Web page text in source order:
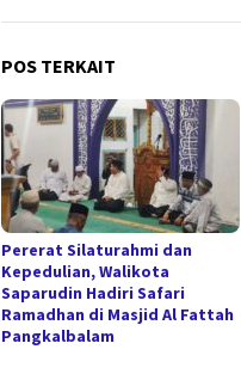
POS TERKAIT
Pererat Silaturahmi dan
Kepedulian, Walikota
Saparudin Hadiri Safari
Ramadhan di Masjid Al Fattah
Pangkalbalam